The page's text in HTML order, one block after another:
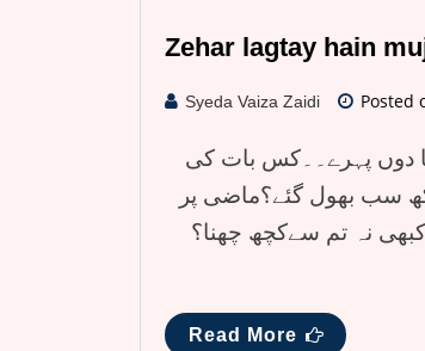
Zehar lagtay hain
Syeda Vaiza Zaidi Posted
دوں پہرے۔۔کس بات کی
سب بھول گئے؟ماضی پر
کبھی نہ تم سےکچھ چھنا؟
Read More